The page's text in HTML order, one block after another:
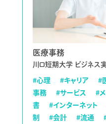
医療事務
川口短期大学 ビジネス
#心理 #キャリア #
事務
#サービス #
書
#インターネット
制
#会計 #流通